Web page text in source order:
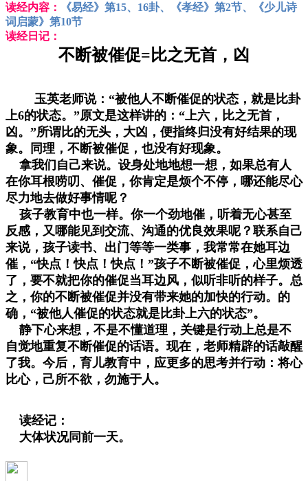
读经内容：
《易经》第15、16卦、《孝经》第2节、《少儿诗
词启蒙》第10节
读经日记：
不断被催促=比之无首，凶
玉英老师说：“被他人不断催促的状态，就是比卦
上6的状态。”原文是这样讲的：“上六，比之无首，
凶。”所谓比的无头，大凶，便指终归没有好结果的现
象。同理，不断被催促，也没有好现象。
拿我们自己来说。设身处地地想一想，如果总有人
在你耳根唠叨、催促，你肯定是烦个不停，哪还能尽心
尽力地去做好事情呢？
孩子教育中也一样。你一个劲地催，听着无心甚至
反感，又哪能见到交流、沟通的优良效果呢？联系自己
来说，孩子读书、出门等等一类事，我常常在她耳边
催，“快点！快点！快点！”孩子不断被催促，心里烦透
了，要不就把你的催促当耳边风，似听非听的样子。总
之，你的不断被催促并没有带来她的加快的行动。的
确，“被他人催促的状态就是比卦上六的状态”。
静下心来想，不是不懂道理，关键是行动上总是不
自觉地重复不断催促的话语。现在，老师精辟的话敲醒
了我。今后，育儿教育中，应更多的思考并行动：将心
比心，己所不欲，勿施于人。
读经记：
大体状况同前一天。